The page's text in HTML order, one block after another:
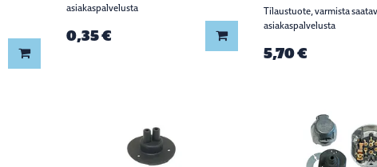
Lisää koriin
asiakaspalvelusta
0,35 € Lisää koriin
Tilaustuote, varmista
asiakaspalvelusta
5,70 €